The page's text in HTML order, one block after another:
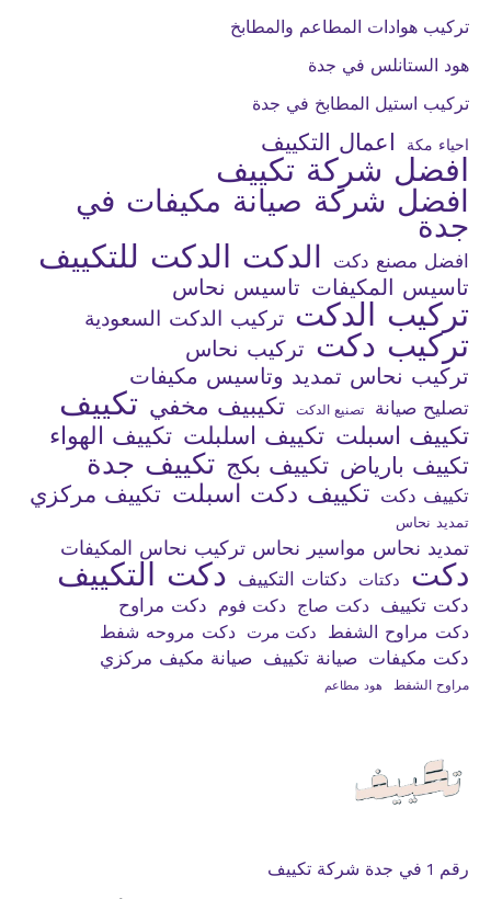
تركيب هوادات المطاعم والمطابخ
هود الستانلس في جدة
تركيب استيل المطابخ في جدة
احياء مكة اعمال التكييف
افضل شركة تكييف
افضل شركة صيانة مكيفات في
جدة
افضل مصنع دكت الدكت الدكت للتكييف
تاسيس المكيفات تاسيس نحاس
تركيب الدكت تركيب الدكت السعودية
تركيب دكت تركيب نحاس
تركيب نحاس تمديد وتاسيس مكيفات
تصليح صيانة تصنيع الدكت تكيبيف مخفي تكييف
تكييف اسبلت تكييف اسلبلت تكييف الهواء
تكييف بارياض تكييف بكج تكييف جدة
تكييف دكت تكييف دكت اسبلت تكييف مركزي
تمديد نحاس
تمديد نحاس مواسير نحاس تركيب نحاس المكيفات
دكت دكتات دكتات التكييف دكت التكييف
دكت تكييف دكت صاج دكت فوم
دكت مراوح
دكت مراوح الشفط
دكت مرت دكت مروحه شفط
دكت مكيفات صيانة تكييف صيانة مكيف مركزي
مراوح الشفط هود مطاعم
رقم 1 في جدة شركة تكييف